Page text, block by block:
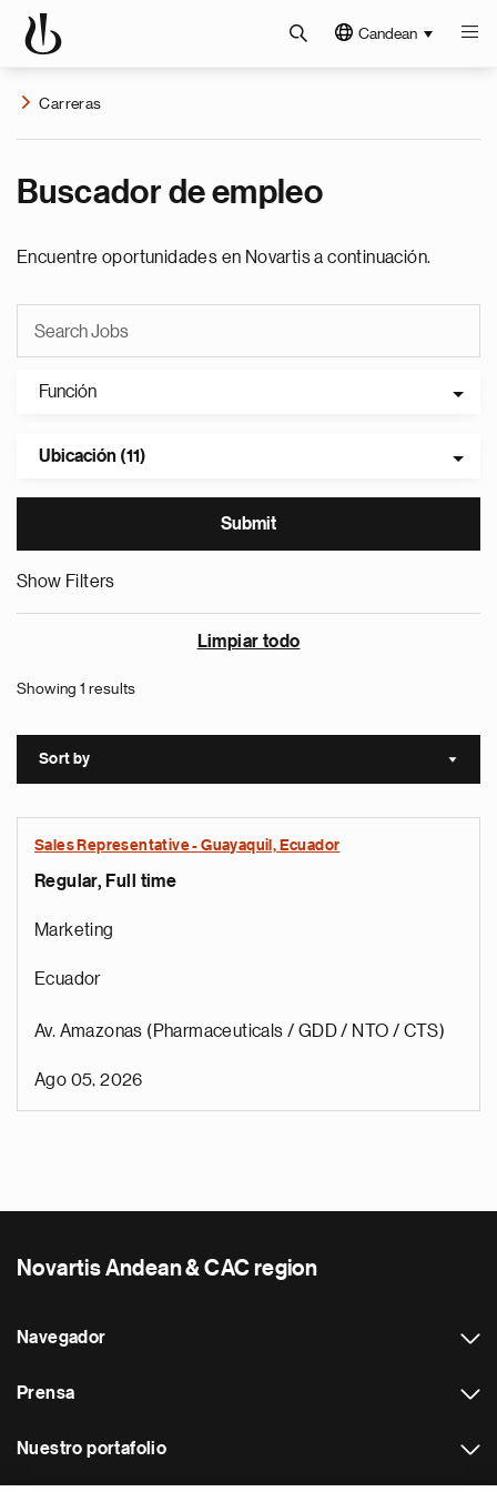
Candean
Carreras
Buscador de empleo
Encuentre oportunidades en Novartis a continuación.
Función
Ubicación (11)
Show Filters
Limpiar todo
Showing 1 results
Sort by Sort
Sales Representative - Guayaquil, Ecuador
Regular, Full time
Marketing
Ecuador
Av. Amazonas (Pharmaceuticals / GDD / NTO / CTS)
Ago 05, 2026
Novartis Andean & CAC region
Navegador
Prensa
Nuestro portafolio